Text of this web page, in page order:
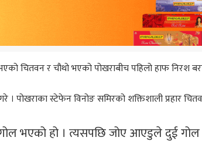
चितवन र चौथो भएको पोखराबीच पहिलो हाफ निरश
पोखराका स्टेफेन विनोङ समिरको शक्तिशाली प्रहार
भएको हो । त्यसपछि जोए आएडुले दुई